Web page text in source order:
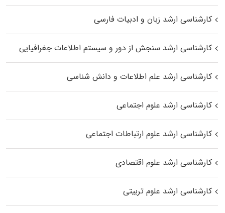
کارشناسی ارشد زبان و ادبیات فارسی
کارشناسی ارشد سنجش از دور و سیستم اطلاعات جغرافیایی
کارشناسی ارشد علم اطلاعات و دانش شناسی
کارشناسی ارشد علوم اجتماعی
کارشناسی ارشد علوم ارتباطات اجتماعی
کارشناسی ارشد علوم اقتصادی
کارشناسی ارشد علوم تربیتی